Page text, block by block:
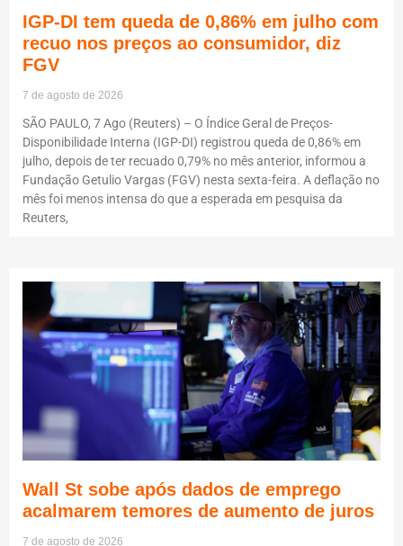
IGP-DI tem queda de 0,86% em julho com
recuo nos preços ao consumidor, diz
FGV
7 de agosto de 2026
SÃO PAULO, 7 Ago (Reuters) – O Índice Geral de Preços-
Disponibilidade Interna (IGP-DI) registrou queda de 0,86% em
julho, depois de ter recuado 0,79% no mês anterior, informou a
Fundação Getulio Vargas (FGV) nesta sexta-feira. A deflação no
mês foi menos intensa do que a esperada em pesquisa da
Reuters,
Wall St sobe após dados de emprego
acalmarem temores de aumento de juros
7 de agosto de 2026